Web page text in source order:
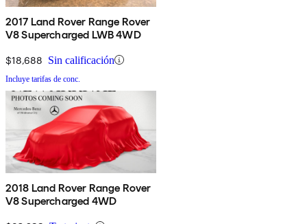
2017 Land Rover Range Rover
V8 Supercharged LWB 4WD
$18,688 Sin calificación
Incluye tarifas de conc.
2018 Land Rover Range Rover
V8 Supercharged 4WD